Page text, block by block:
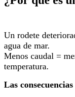
Un rodete
agua de mar.
Menos caudal =
temperatura.
Las